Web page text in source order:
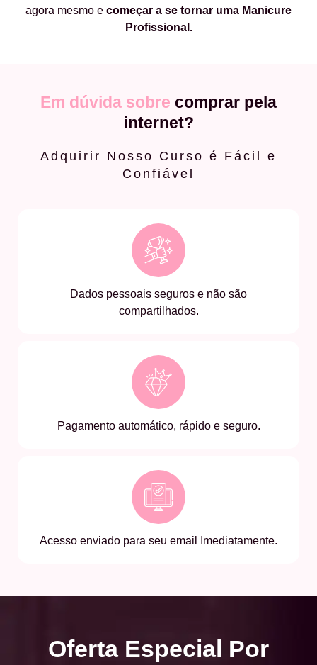
agora mesmo e começar a se tornar uma Manicure
Profissional.
Em dúvida sobre comprar pela
internet?
Adquirir Nosso Curso é Fácil e
Confiável
Dados pessoais seguros e não são
compartilhados.
Pagamento automático, rápido e seguro.
Acesso enviado para seu email Imediatamente.
Oferta Especial Por